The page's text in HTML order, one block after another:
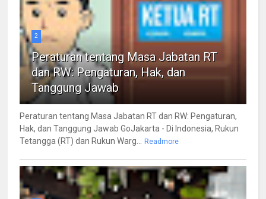
2
Peraturan tentang Masa Jabatan RT
dan RW: Pengaturan, Hak, dan
Tanggung Jawab
Peraturan tentang Masa Jabatan RT dan RW: Pengaturan,
Hak, dan Tanggung Jawab GoJakarta - Di Indonesia, Rukun
Tetangga (RT) dan Rukun Warg... Readmore